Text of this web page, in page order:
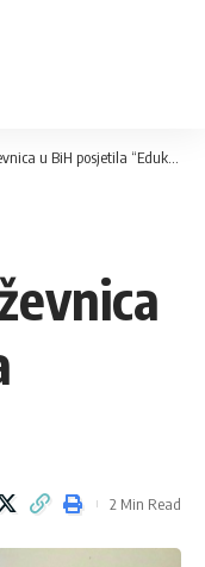
u BiH posjetila “EdukaS”
2 Min Read